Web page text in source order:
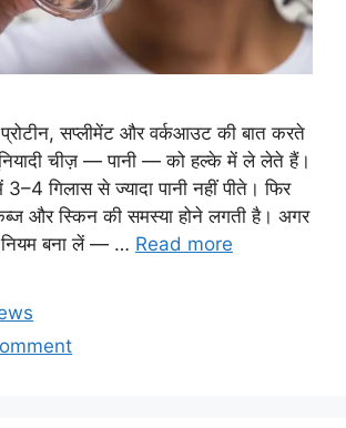
सप्लीमेंट और वर्कआउट की बात करते
चीज़ — पानी — को हल्के में ले लेते हैं।
गिलास से ज्यादा पानी नहीं पीते। फिर
और स्किन की समस्या होने लगती है। अगर
बना लें — … Read more